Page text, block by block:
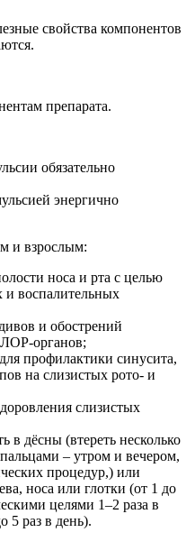
свойства компонентов
препарата.
обязательно
энергично
и взрослым:
носа и рта с целью
и воспалительных
и обострений
органов;
профилактики синусита,
на слизистых рото- и
слизистых
в дёсны (втереть несколько
– утром и вечером,
процедур,) или
носа или глотки (от 1 до
целями 1–2 раза в
5 раз в день).